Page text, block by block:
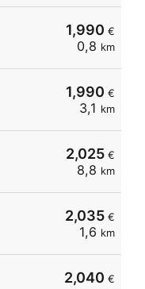
1,990 €
0,8 km
1,990 €
3,1 km
2,025 €
8,8 km
2,035 €
1,6 km
2,040 €